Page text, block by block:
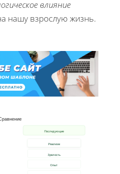
влияние
нашу взрослую жизнь.
Последующие
Реализм
Зрелость
Опыт